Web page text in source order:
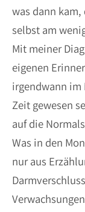
was dann
selbst am
Mit meiner
eigenen
irgendwann im
Zeit gewesen
auf die
Was in den
nur aus